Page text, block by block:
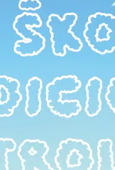
TEKSTOVI STARIH